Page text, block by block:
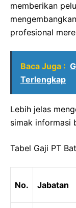
memberikan
profesional
Baca Juga :
Terlengkap
Lebih jelas
simak informasi
Tabel Gaji PT
No. Jabatan